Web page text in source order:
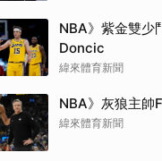
NBA》紫金雙少
Doncic
緯來體育新聞
NBA》灰狼主帥
緯來體育新聞